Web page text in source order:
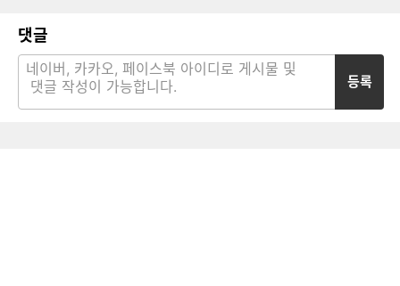
댓글
등록